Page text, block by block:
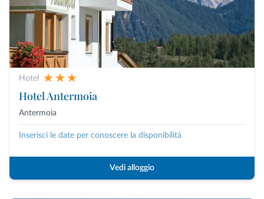
Hotel
Hotel Antermoia
Antermoia
Inserisci le date per conoscere la disponibilità
Vedi alloggio